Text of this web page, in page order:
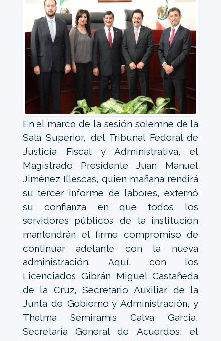
En el marco de la sesión solemne de la
Sala Superior, del Tribunal Federal de
Justicia Fiscal y Administrativa, el
Magistrado Presidente Juan Manuel
Jiménez Illescas, quien mañana rendirá
su tercer informe de labores, externó
su confianza en que todos los
servidores públicos de la institución
mantendrán el firme compromiso de
continuar adelante con la nueva
administración. Aquí, con los
Licenciados Gibrán Miguel Castañeda
de la Cruz, Secretario Auxiliar de la
Junta de Gobierno y Administración, y
Thelma Semiramis Calva García,
Secretaria General de Acuerdos; el